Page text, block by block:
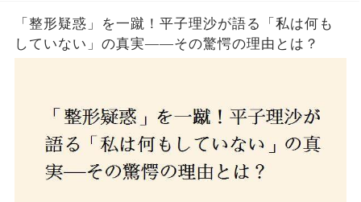
「整形疑惑」を一蹴！平子理沙が語る「私は何も
していない」の真実——その驚愕の理由とは？